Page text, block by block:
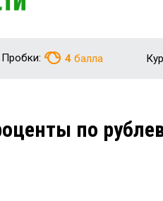
Пробки: 4 балла
по